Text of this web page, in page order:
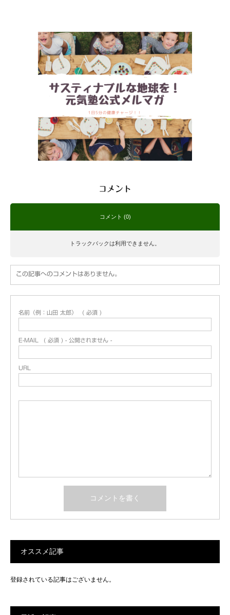
コメント
コメント (0)
トラックバックは利用できません。
この記事へのコメントはありません。
名前（例：山田 太郎） ( 必須 )
E-MAIL ( 必須 ) - 公開されません -
URL
オススメ記事
登録されている記事はございません。